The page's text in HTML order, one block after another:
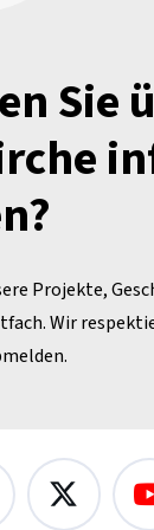
Sie
Projekte,
Wir